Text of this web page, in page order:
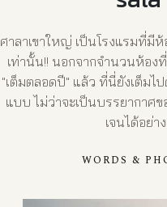
ศาลาเขาใหญ่ เป็นโรงแรมที่มี
เท่านั้น!! นอกจากจำนวนห้อง
"เต็มตลอดปี" แล้ว ที่นี่ยังเต็มไ
แบบ ไม่ว่าจะเป็นบรรยากาศ
เจนได้อย่า
WORDS &